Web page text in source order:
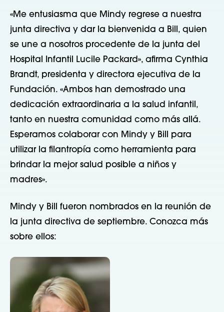
«Me entusiasma que Mindy regrese a nuestra
junta directiva y dar la bienvenida a Bill, quien
se une a nosotros procedente de la junta del
Hospital Infantil Lucile Packard», afirma Cynthia
Brandt, presidenta y directora ejecutiva de la
Fundación. «Ambos han demostrado una
dedicación extraordinaria a la salud infantil,
tanto en nuestra comunidad como más allá.
Esperamos colaborar con Mindy y Bill para
utilizar la filantropía como herramienta para
brindar la mejor salud posible a niños y
madres».
Mindy y Bill fueron nombrados en la reunión de
la junta directiva de septiembre. Conozca más
sobre ellos: